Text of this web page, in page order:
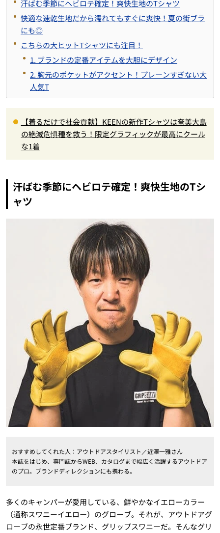
汗ばむ季節にヘビロテ確定！爽快生地のTシャツ
快適な速乾生地だから濡れてもすぐに爽快！夏の街ブラ
にも◎
こちらの大ヒットTシャツにも注目！
1. ブランドの定番アイテムを大胆にデザイン
2. 胸元のポケットがアクセント！プレーンすぎない大
人気T
【着るだけで社会貢献】KEENの新作Tシャツは奄美大島
の絶滅危惧種を救う！限定グラフィックが最高にクール
な1着
汗ばむ季節にヘビロテ確定！爽快生地のTシ
ャツ
おすすめしてくれた人：アウトドアスタイリスト／近澤一雅さん
本誌をはじめ、専門誌からWEB、カタログまで幅広く活躍するアウトドア
のプロ。ブランドディレクションにも携わる。
多くのキャンパーが愛用している、鮮やかなイエローカラー
（通称スワニーイエロー）のグローブ。それが、アウトドアグ
ローブの永世定番ブランド、グリップスワニーだ。そんなグリ